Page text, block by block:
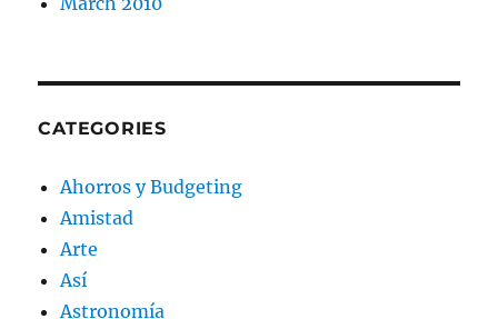
CATEGORIES
Ahorros y Budgeting
Amistad
Arte
Así
Astronomía